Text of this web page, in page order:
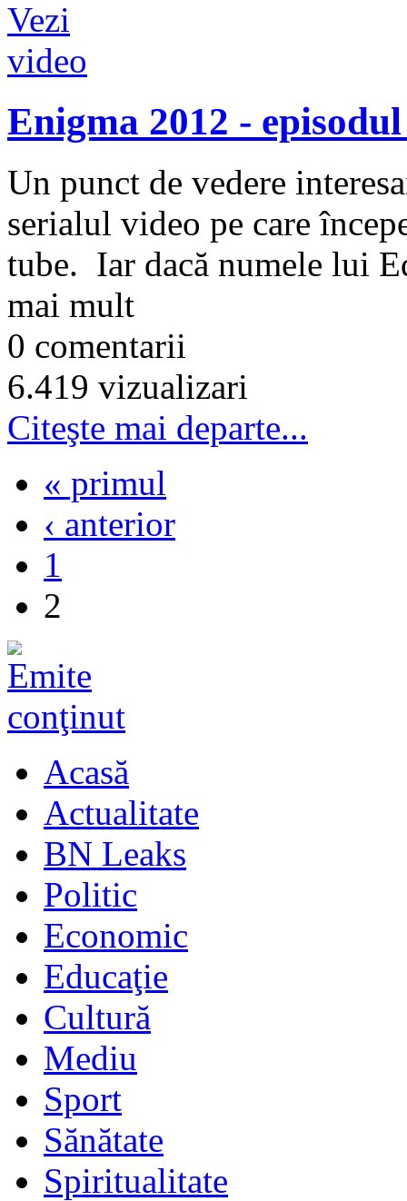
Enigma 2012 -
Un punct de vedere
serialul video pe care
tube. Iar dacă numele lui
mai mult
0 comentarii
6.419 vizualizari
Citeşte mai departe...
« primul
‹ anterior
1
2
Acasă
Actualitate
BN Leaks
Politic
Economic
Educaţie
Cultură
Mediu
Sport
Sănătate
Spiritualitate